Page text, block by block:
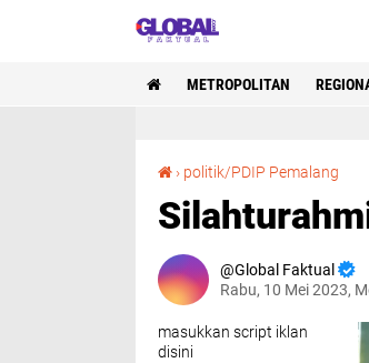
METROPOLITAN
› politik/PDIP Pemalang
Global Faktual
Rabu, 10 Mei 2023,
masukkan script iklan
disini